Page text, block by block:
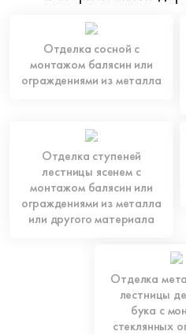
Отделка сосной с
монтажом балясин или
ограждениями из металла
Отделка ступеней
лестницы ясенем с
монтажом балясин или
ограждениями из металла
или другого материала
Отделка
лестницы
бука с
стеклянных